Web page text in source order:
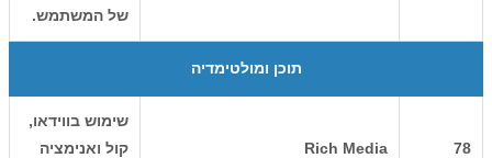
של המשתמש.
תוכן ומולטימדיה
78
Rich Media
שימוש בווידאו,
קול ואנימציה